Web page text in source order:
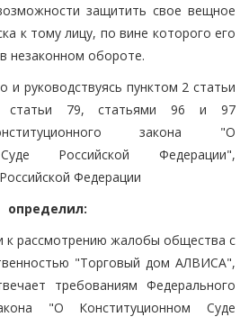
защитить свое вещное
к тому лицу, по вине которого его
незаконном обороте.
и руководствуясь пунктом 2 статьи
статьи 79, статьями 96 и 97
закона "О
Российской Федерации",
Федерации
определил:
к рассмотрению жалобы общества с
"Торговый дом АЛВИСА",
требованиям Федерального
"О Конституционном Суде